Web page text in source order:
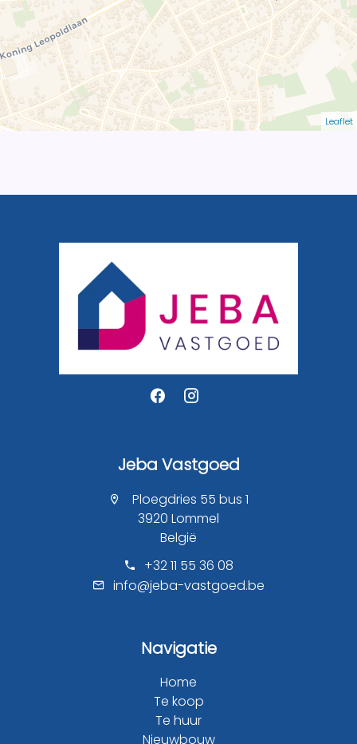
Leaflet
Jeba Vastgoed
Ploegdries 55 bus 1
3920 Lommel
België
+32 11 55 36 08
info@jeba-vastgoed.be
Navigatie
Home
Te koop
Te huur
Nieuwbouw